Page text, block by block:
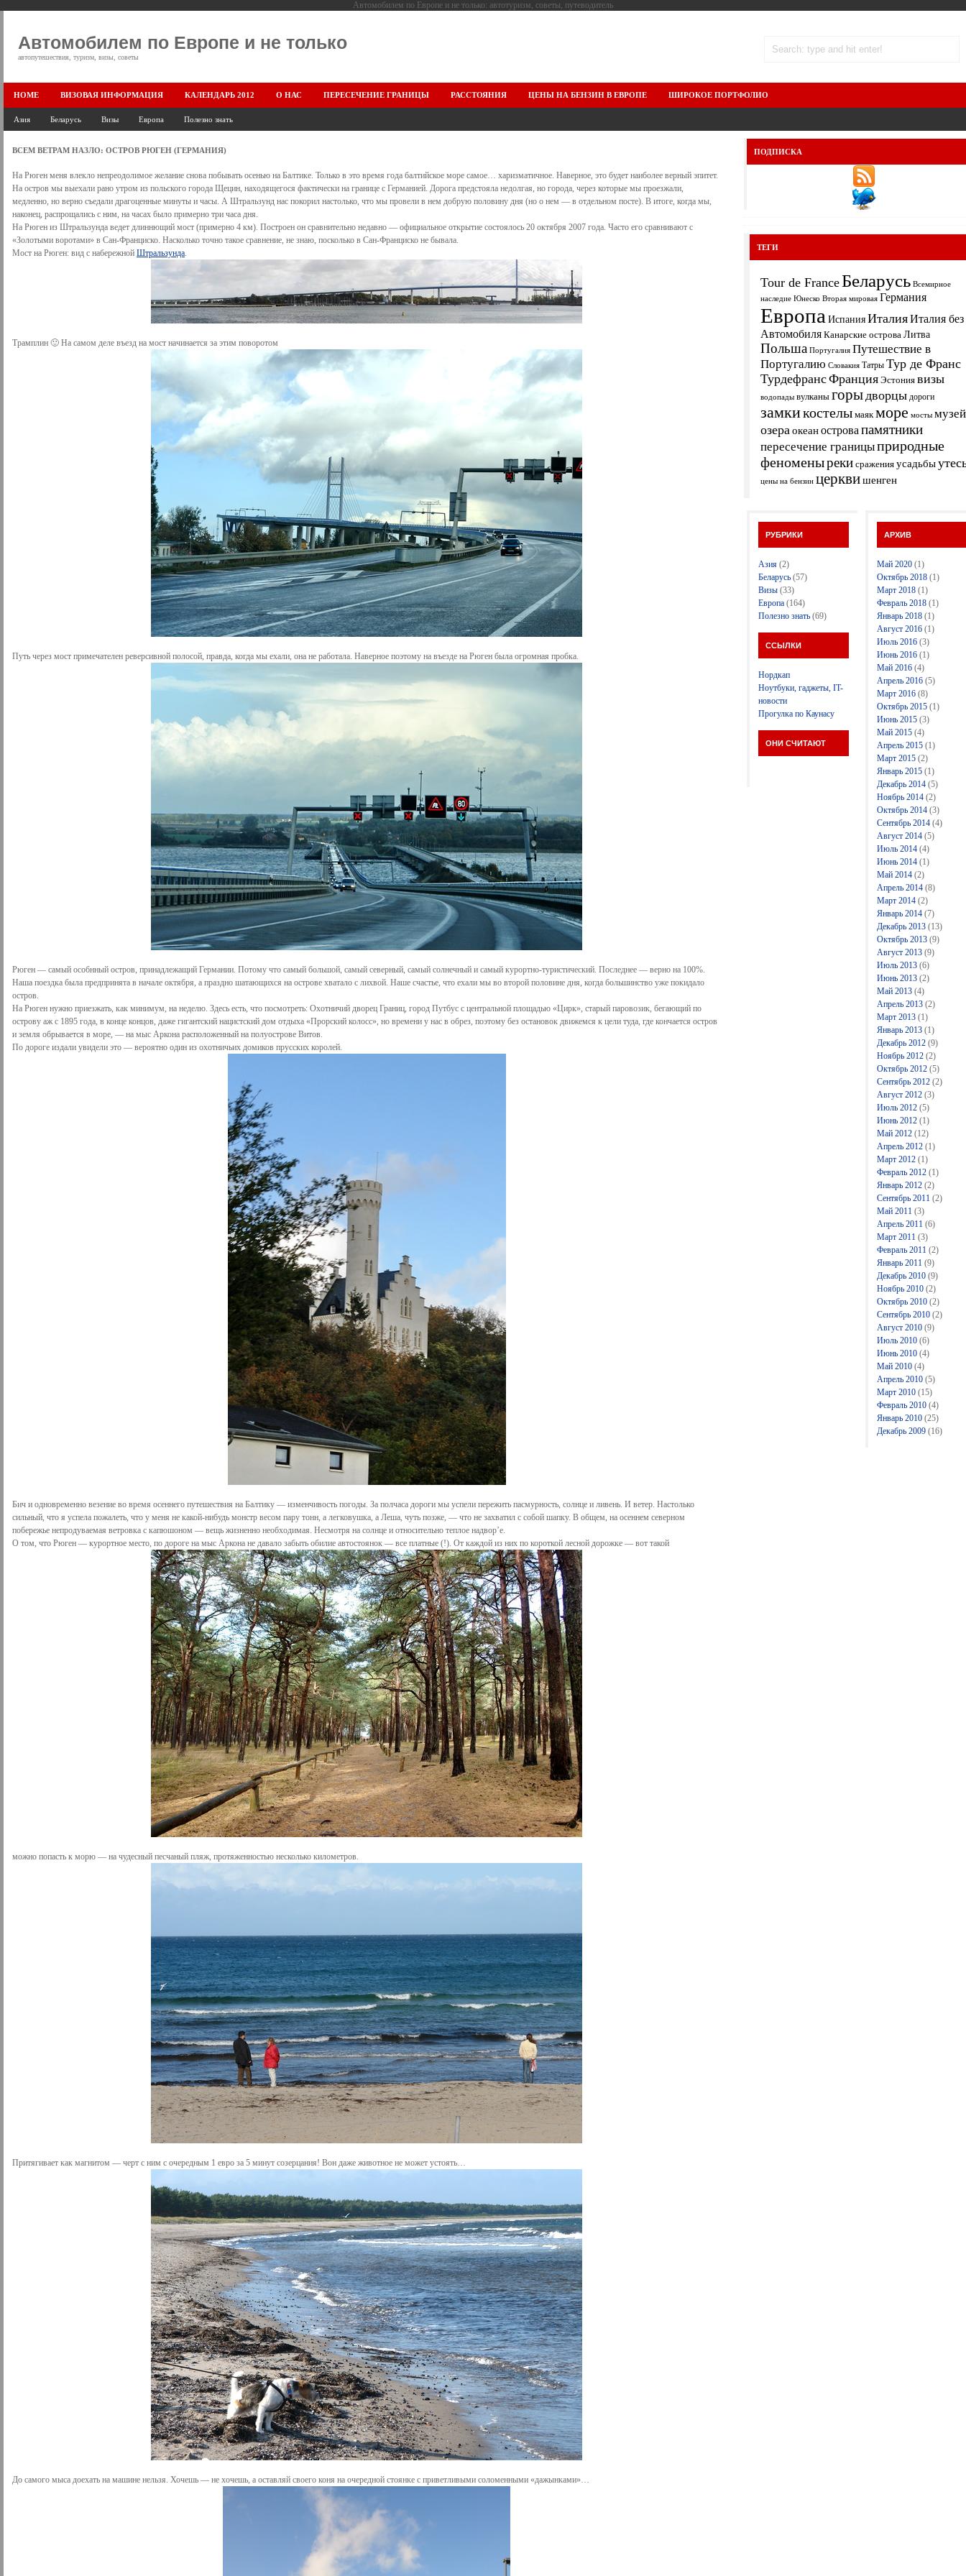
Автомобилем по Европе и не только: автотуризм, советы, путеводитель
Автомобилем по Европе и не только
автопутешествия, туризм, визы, советы
HOME ВИЗОВАЯ ИНФОРМАЦИЯ КАЛЕНДАРЬ 2012 О НАС ПЕРЕСЕЧЕНИЕ ГРАНИЦЫ РАССТОЯНИЯ ЦЕНЫ НА БЕНЗИН В ЕВРОПЕ ШИРОКОЕ ПОРТФОЛИО
Азия Беларусь Визы Европа Полезно знать
ВСЕМ ВЕТРАМ НАЗЛО: ОСТРОВ РЮГЕН (ГЕРМАНИЯ)
На Рюген меня влекло непреодолимое желание снова побывать осенью на Балтике. Только в это время года балтийское море самое… харизматичное. Наверное, это будет наиболее верный эпитет.
На остров мы выехали рано утром из польского города Щецин, находящегося фактически на границе с Германией. Дорога предстояла недолгая, но города, через которые мы проезжали,
медленно, но верно съедали драгоценные минуты и часы. А Штральзунд нас покорил настолько, что мы провели в нем добрую половину дня (но о нем — в отдельном посте). В итоге, когда мы,
наконец, распрощались с ним, на часах было примерно три часа дня.
На Рюген из Штральзунда ведет длиннющий мост (примерно 4 км). Построен он сравнительно недавно — официальное открытие состоялось 20 октября 2007 года. Часто его сравнивают с
«Золотыми воротами» в Сан-Франциско. Насколько точно такое сравнение, не знаю, посколько в Сан-Франциско не бывала.
Мост на Рюген: вид с набережной Штральзунда.
Трамплин 🙂 На самом деле въезд на мост начинается за этим поворотом
Путь через мост примечателен реверсивной полосой, правда, когда мы ехали, она не работала. Наверное поэтому на въезде на Рюген была огромная пробка.
Рюген — самый особнный остров, принадлежащий Германии. Потому что самый большой, самый северный, самый солнечный и самый курортно-туристический. Последнее — верно на 100%.
Наша поездка была предпринята в начале октября, а праздно шатающихся на острове хватало с лихвой. Наше счастье, что ехали мы во второй половине дня, когда большинство уже покидало
остров.
На Рюген нужно приезжать, как минимум, на неделю. Здесь есть, что посмотреть: Охотничий дворец Границ, город Путбус с центральной площадью «Цирк», старый паровозик, бегающий по
острову аж с 1895 года, в конце концов, даже гигантский нацистский дом отдыха «Прорский колосс», но времени у нас в обрез, поэтому без остановок движемся к цели туда, где кончается остров
и земля обрывается в море, — на мыс Аркона расположенный на полуострове Витов.
По дороге издали увидели это — вероятно один из охотничьих домиков прусских королей.
Бич и одновременно везение во время осеннего путешествия на Балтику — изменчивость погоды. За полчаса дороги мы успели пережить пасмурность, солнце и ливень. И ветер. Настолько
сильный, что я успела пожалеть, что у меня не какой-нибудь монстр весом пару тонн, а легковушка, а Леша, чуть позже, — что не захватил с собой шапку. В общем, на осеннем северном
побережье непродуваемая ветровка с капюшоном — вещь жизненно необходимая. Несмотря на солнце и относительно теплое надвор’е.
О том, что Рюген — курортное место, по дороге на мыс Аркона не давало забыть обилие автостоянок — все платные (!). От каждой из них по короткой лесной дорожке — вот такой
можно попасть к морю — на чудесный песчаный пляж, протяженностью несколько километров.
Притягивает как магнитом — черт с ним с очередным 1 евро за 5 минут созерцания! Вон даже животное не может устоять…
До самого мыса доехать на машине нельзя. Хочешь — не хочешь, а оставляй своего коня на очередной стоянке с приветливыми соломенными «дажынками»…
ПОДПИСКА
ТЕГИ
Tour de France Беларусь Всемирное
наследие Юнеско Вторая мировая Германия
Европа ИспанияИталияИталия без
Автомобиля Канарские острова Литва
Польша Португалия Путешествие в
Португалию Словакия Татры Тур де Франс
ТурдефрансФранция Эстония визы
водопады вулканы горыдворцы дороги
замкикостелы маяк море мосты музей
озераокеанострова памятники
пересечение границыприродные
феноменыреки сражения усадьбы
цены на бензин церквишенген
РУБРИКИ
Азия (2)
Беларусь (57)
Визы (33)
Европа (164)
Полезно знать (69)
ССЫЛКИ
Нордкап
Ноутбуки, гаджеты, IT-
новости
Прогулка по Каунасу
ОНИ СЧИТАЮТ
АРХИВ
Май 2020 (1)
Октябрь 2018 (1)
Март 2018 (1)
Февраль 2018 (1)
Январь 2018 (1)
Август 2016 (1)
Июль 2016 (3)
Июнь 2016 (1)
Май 2016 (4)
Апрель 2016 (5)
Март 2016 (8)
Октябрь 2015 (1)
Июнь 2015 (3)
Май 2015 (4)
Апрель 2015 (1)
Март 2015 (2)
Январь 2015 (1)
Декабрь 2014 (5)
Ноябрь 2014 (2)
Октябрь 2014 (3)
Сентябрь 2014 (4)
Август 2014 (5)
Июль 2014 (4)
Июнь 2014 (1)
Май 2014 (2)
Апрель 2014 (8)
Март 2014 (2)
Январь 2014 (7)
Декабрь 2013 (13)
Октябрь 2013 (9)
Август 2013 (9)
Июль 2013 (6)
Июнь 2013 (2)
Май 2013 (4)
Апрель 2013 (2)
Март 2013 (1)
Январь 2013 (1)
Декабрь 2012 (9)
Ноябрь 2012 (2)
Октябрь 2012 (5)
Сентябрь 2012 (2)
Август 2012 (3)
Июль 2012 (5)
Июнь 2012 (1)
Май 2012 (12)
Апрель 2012 (1)
Март 2012 (1)
Февраль 2012 (1)
Январь 2012 (2)
Сентябрь 2011 (2)
Май 2011 (3)
Апрель 2011 (6)
Март 2011 (3)
Февраль 2011 (2)
Январь 2011 (9)
Декабрь 2010 (9)
Ноябрь 2010 (2)
Октябрь 2010 (2)
Сентябрь 2010 (2)
Август 2010 (9)
Июль 2010 (6)
Июнь 2010 (4)
Май 2010 (4)
Апрель 2010 (5)
Март 2010 (15)
Февраль 2010 (4)
Январь 2010 (25)
Декабрь 2009 (16)